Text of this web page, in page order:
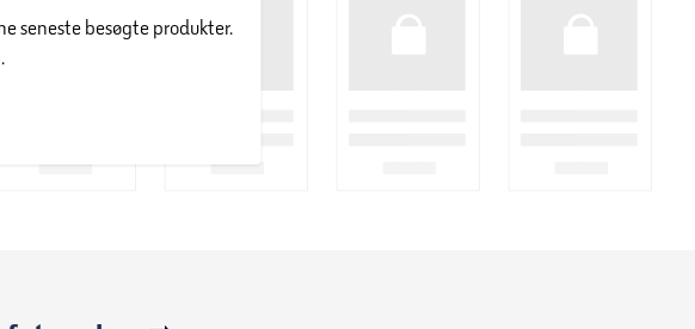
seneste besøgte produkter.